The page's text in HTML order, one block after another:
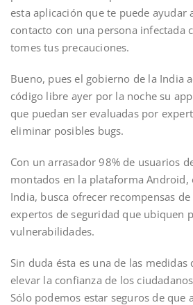
esta aplicación que te puede ayudar
contacto con una persona infectada
tomes tus precauciones.
Bueno, pues el gobierno de la India
código libre ayer por la noche su
que puedan ser evaluadas por
eliminar posibles bugs.
Con un arrasador 98% de usuarios
montados en la plataforma Android,
India, busca ofrecer recompensas
expertos de seguridad que ubiquen
vulnerabilidades.
Sin duda ésta es una de las medidas
elevar la confianza de los
Sólo podemos estar seguros de que